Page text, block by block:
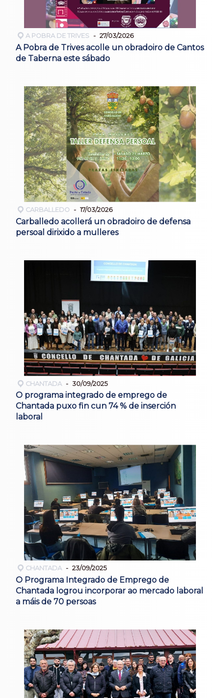
A POBRA DE TRIVES 27/03/2026
A Pobra de Trives acolle un obradoiro de Cantos
de Taberna este sábado
CARBALLEDO 17/03/2026
Carballedo acollerá un obradoiro de defensa
persoal dirixido a mulleres
CHANTADA 30/09/2025
O programa integrado de emprego de
Chantada puxo fin cun 74 % de inserción
laboral
CHANTADA 23/09/2025
O Programa Integrado de Emprego de
Chantada logrou incorporar ao mercado laboral
a máis de 70 persoas